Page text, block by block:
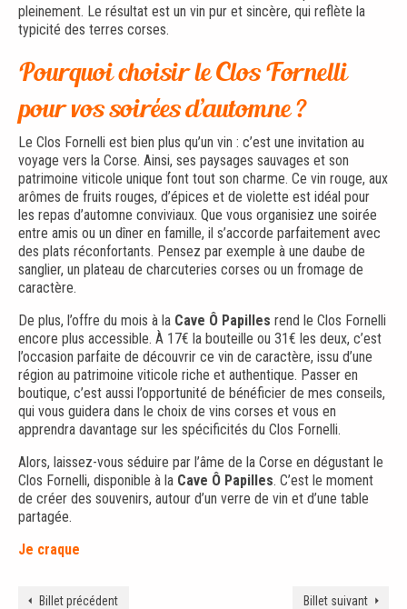
pleinement. Le résultat est un vin pur et sincère, qui reflète la
typicité des terres corses.
Pourquoi choisir le Clos Fornelli
pour vos soirées d’automne ?
Le Clos Fornelli est bien plus qu’un vin : c’est une invitation au
voyage vers la Corse. Ainsi, ses paysages sauvages et son
patrimoine viticole unique font tout son charme. Ce vin rouge, aux
arômes de fruits rouges, d’épices et de violette est idéal pour
les repas d’automne conviviaux. Que vous organisiez une soirée
entre amis ou un dîner en famille, il s’accorde parfaitement avec
des plats réconfortants. Pensez par exemple à une daube de
sanglier, un plateau de charcuteries corses ou un fromage de
caractère.
De plus, l’offre du mois à la Cave Ô Papilles rend le Clos Fornelli
encore plus accessible. À 17€ la bouteille ou 31€ les deux, c’est
l’occasion parfaite de découvrir ce vin de caractère, issu d’une
région au patrimoine viticole riche et authentique. Passer en
boutique, c’est aussi l’opportunité de bénéficier de mes conseils,
qui vous guidera dans le choix de vins corses et vous en
apprendra davantage sur les spécificités du Clos Fornelli.
Alors, laissez-vous séduire par l’âme de la Corse en dégustant le
Clos Fornelli, disponible à la Cave Ô Papilles. C’est le moment
de créer des souvenirs, autour d’un verre de vin et d’une table
partagée.
Je craque
Billet précédent Billet suivant